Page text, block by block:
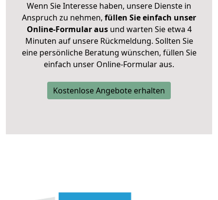
Wenn Sie Interesse haben, unsere Dienste in
Anspruch zu nehmen, füllen Sie einfach unser
Online-Formular ausund warten Sie etwa 4
Minuten auf unsere Rückmeldung. Sollten Sie
eine persönliche Beratung wünschen, füllen Sie
einfach unser Online-Formular aus.
Kostenlose Angebote erhalten